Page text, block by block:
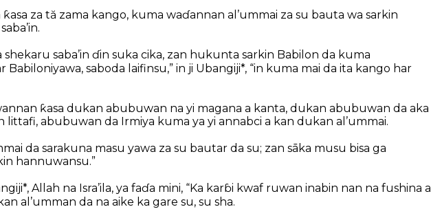
za tă zama kango, kuma waɗannan al’ummai za su bauta wa sarkin
shekaru saba’in ɗin suka cika, zan hukunta sarkin Babilon da kuma
Babiloniyawa, saboda laifinsu,” in ji Ubangiji*, “in kuma mai da ita kango har
ƙasa dukan abubuwan na yi magana a kanta, dukan abubuwan da aka
littafi, abubuwan da Irmiya kuma ya yi annabci a kan dukan al’ummai.
da sarakuna masu yawa za su bautar da su; zan sāka musu bisa ga
hannuwansu.”
Allah na Isra’ila, ya faɗa mini, “Ka karɓi kwaf ruwan inabin nan na fushina a
al’umman da na aike ka gare su, su sha.